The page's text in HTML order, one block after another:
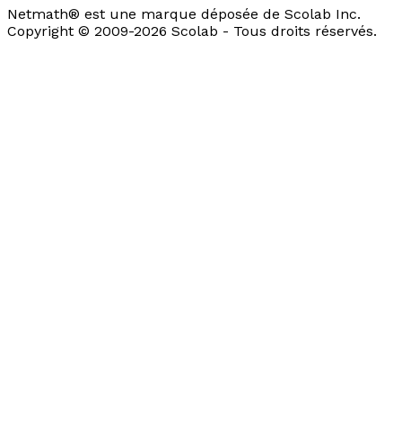
Netmath® est une marque déposée de Scolab Inc.
Copyright © 2009-2026 Scolab - Tous droits réservés.